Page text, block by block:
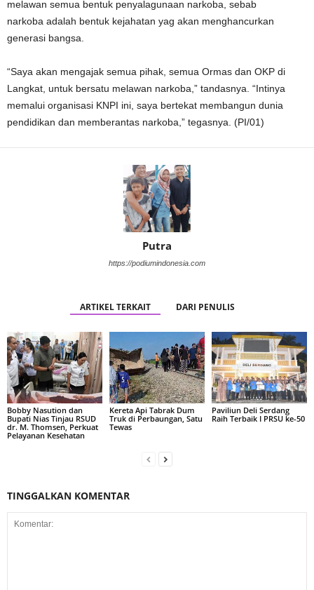
melawan semua bentuk penyalagunaan narkoba, sebab
narkoba adalah bentuk kejahatan yag akan menghancurkan
generasi bangsa.
“Saya akan mengajak semua pihak, semua Ormas dan OKP di
Langkat, untuk bersatu melawan narkoba,” tandasnya. “Intinya
memalui organisasi KNPI ini, saya bertekat membangun dunia
pendidikan dan memberantas narkoba,” tegasnya. (PI/01)
Putra
https://podiumindonesia.com
ARTIKEL TERKAIT DARI PENULIS
Bobby Nasution dan
Bupati Nias Tinjau RSUD
dr. M. Thomsen, Perkuat
Pelayanan Kesehatan
Kereta Api Tabrak Dum
Truk di Perbaungan, Satu
Tewas
Paviliun Deli Serdang
Raih Terbaik I PRSU ke-50
TINGGALKAN KOMENTAR